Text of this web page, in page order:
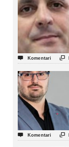
 Komentari 
 Komentari 